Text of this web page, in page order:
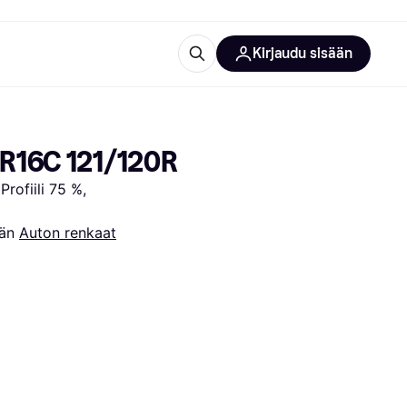
Kirjaudu sisään
121/120R
75 %,
Auton renkaat